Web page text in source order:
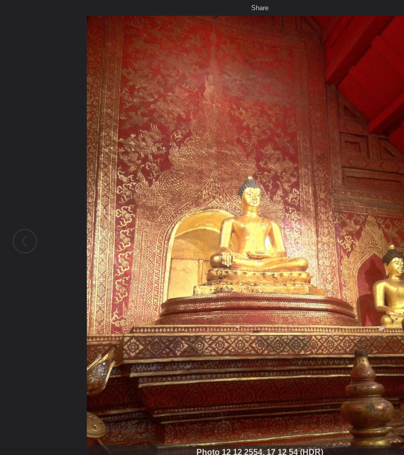
General วชิรุณ พระพุทธรูปและสถานที่สำคัญในพระพุทธศาสนา
Photo 12 12 2554, 17 12 54 (HDR)
เว็บบอร์ด มีอะไรใหม่ วิดีโอ รูปภาพ
มีอะไรใหม่ คอลเล็คชั่น สถานที่ กล้อง แท็ก
เสียงธรรม ห้องสนทนา
Share
Photo 12 12 2554, 17 12 54 (HDR)